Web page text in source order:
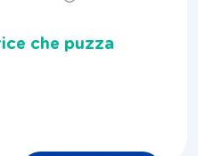
che puzza